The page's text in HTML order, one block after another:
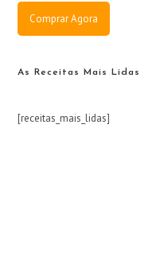
Comprar Agora
As Receitas Mais Lidas
[receitas_mais_lidas]